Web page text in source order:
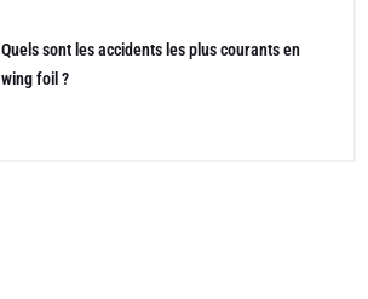
Quels sont les accidents les plus courants en
wing foil ?